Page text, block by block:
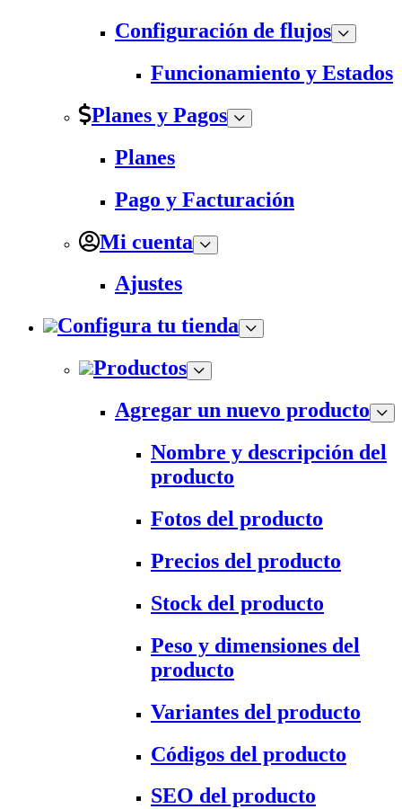
Configuración de flujos
Funcionamiento y Estados
Planes y Pagos
Planes
Pago y Facturación
Mi cuenta
Ajustes
Configura tu tienda
Productos
Agregar un nuevo producto
Nombre y descripción del
producto
Fotos del producto
Precios del producto
Stock del producto
Peso y dimensiones del
producto
Variantes del producto
Códigos del producto
SEO del producto